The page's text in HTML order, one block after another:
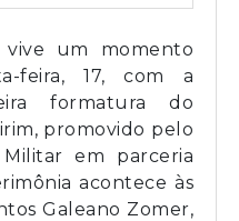
um momento
feira, 17, com a
formatura do
promovido pelo
em parceria
acontece às
Galeano Zomer,